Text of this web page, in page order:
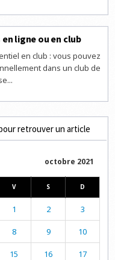
ligne ou en club
en club : vous pouvez
dans un club de
retrouver un article
octobre 2021
V S D
1 2 3
8 9 10
15 16 17